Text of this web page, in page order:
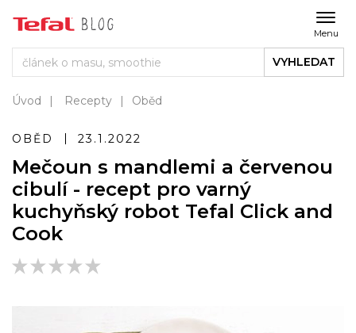
Menu
VYHLEDAT
Úvod Recepty Oběd
OBĚD 23.1.2022
Mečoun s mandlemi a červenou
cibulí - recept pro varný
kuchyňský robot Tefal Click and
Cook